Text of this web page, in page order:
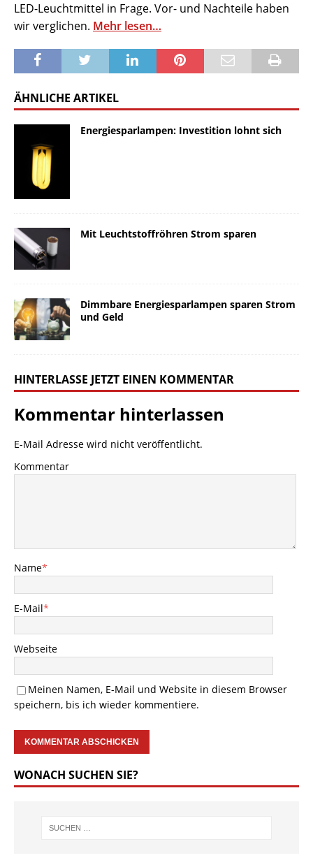
LED-Leuchtmittel in Frage. Vor- und Nachteile haben
wir verglichen. Mehr lesen…
ÄHNLICHE ARTIKEL
Energiesparlampen: Investition lohnt sich
Mit Leuchtstoffröhren Strom sparen
Dimmbare Energiesparlampen sparen Strom
und Geld
HINTERLASSE JETZT EINEN KOMMENTAR
Kommentar hinterlassen
E-Mail Adresse wird nicht veröffentlicht.
Kommentar
Name*
E-Mail*
Webseite
Meinen Namen, E-Mail und Website in diesem Browser
speichern, bis ich wieder kommentiere.
WONACH SUCHEN SIE?